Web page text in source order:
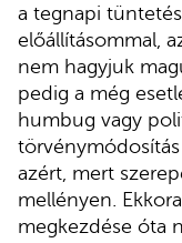
a tegnapi
előállításommal,
nem hagyjuk
pedig a még
humbug vagy
azért, mert
mellényen.
megkezdése óta